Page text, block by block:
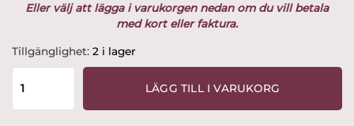
Eller välj att lägga i varukorgen nedan om du vill betala
med kort eller faktura.
Tillgänglighet: 2 i lager
Rolfbergkeramik
-
Tomtepar
cm
LÄGG TILL I VARUKORG